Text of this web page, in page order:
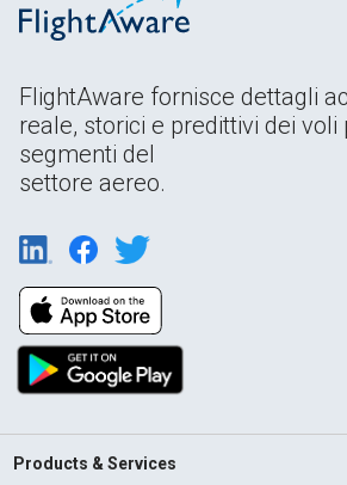
FlightAware fornisce dettagli
reale, storici e predittivi dei voli
segmenti del
settore aereo.
Products & Services